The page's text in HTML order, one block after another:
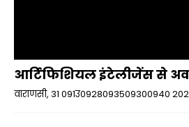
आर्टिफिशियल इंटेलीजेंस से
वाराणसी, 31 091उ0928093509300940